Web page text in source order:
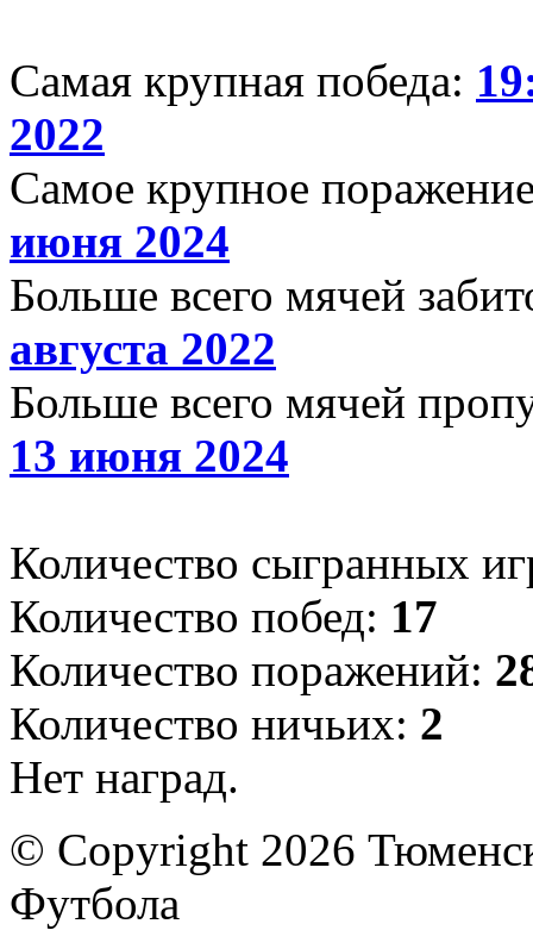
Самая крупная победа:
2022
Самое крупное
июня 2024
Больше всего мячей
августа 2022
Больше всего мячей
13 июня 2024
Количество сыгранных
Количество побед: 17
Количество поражений:
Количество ничьих: 2
Нет наград.
© Copyright 2026
Футбола